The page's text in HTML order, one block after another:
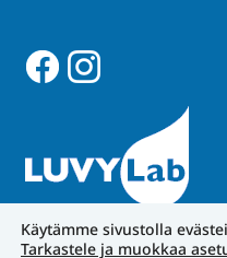
Käytämme sivustolla
Tarkastele ja muokkaa